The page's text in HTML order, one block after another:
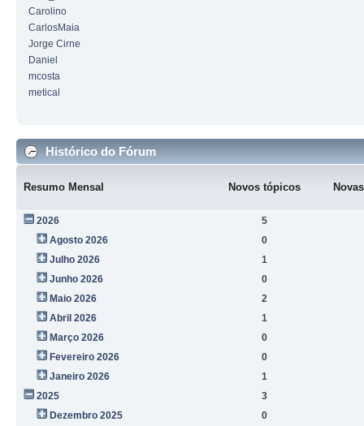
Carolino
CarlosMaia
Jorge Cirne
Daniel
mcosta
metical
Histórico do Fórum
Resumo Mensal Novos tópicos
2026
5
Agosto 2026
0
Julho 2026
1
Junho 2026
0
Maio 2026
2
Abril 2026
1
Março 2026
0
Fevereiro 2026
0
Janeiro 2026
1
2025
3
Dezembro 2025
0